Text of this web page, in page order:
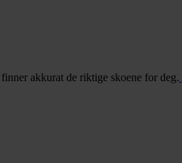
akkurat de riktige skoene for deg.